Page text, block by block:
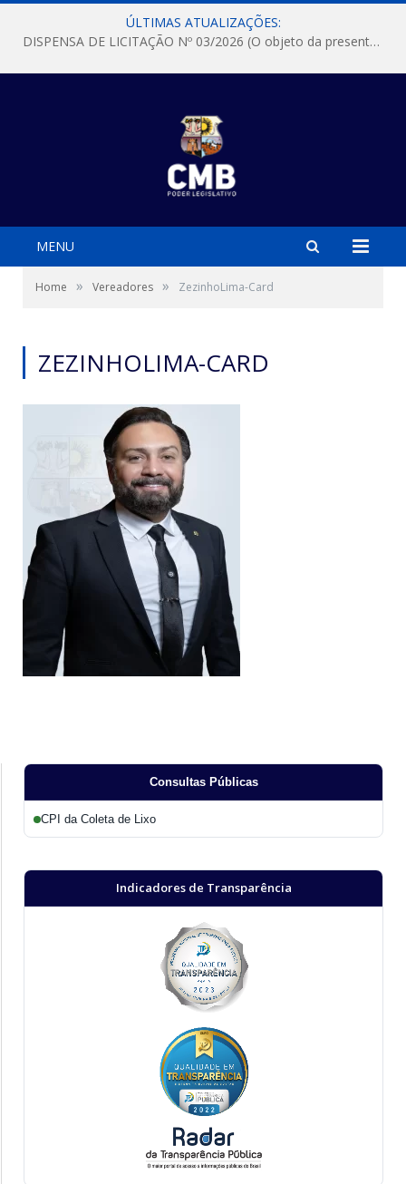
ÚLTIMAS ATUALIZAÇÕES:
DISPENSA DE LICITAÇÃO Nº 03/2026 (O objeto da presente dispensa é a escolha da proposta mais vantajosa para a aquisição, de aparelhos de ar condicionado, tipo Split, com material de instalação e fogão industrial, conforme condições, quantidades e exigências estabelecidas no termo de referencia e neste aviso de contratação direta e seus anexos)
MENU
Home » Vereadores » ZezinhoLima-Card
ZEZINHOLIMA-CARD
Consultas Públicas
CPI da Coleta de Lixo
Indicadores de Transparência